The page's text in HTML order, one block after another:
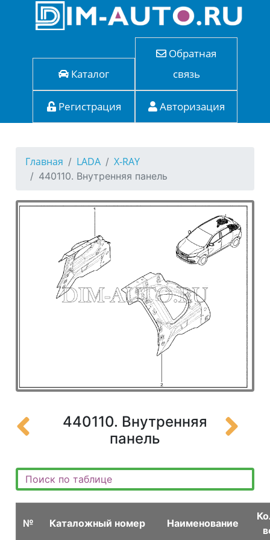
Каталог
Обратная
связь
Регистрация Авторизация
Главная LADA X-RAY
440110. Внутренняя панель
440110. Внутренняя
панель
№ Каталожный номер Наименование